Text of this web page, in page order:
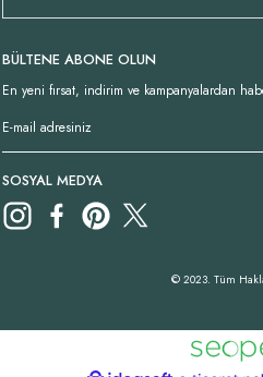
BÜLTENE ABONE OLUN
En yeni fırsat, indirim ve kampanyalardan
SOSYAL MEDYA
© 2023. Tüm